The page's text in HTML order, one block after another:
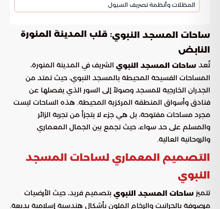
المظلات وأنظمة تصريف السيول
ساحات المسجد النبوي: قلب المدينة المنورة
النابض
تُعد ساحات المسجد النبوي الشريف في المدينة المنورة،
المساحات الفسيحة المحيطة بالمسجد النبوي، حيث تمتد من
الجدران الخارجية للمسجد وصولاً إلى السور الذي يفصلها عن
فنادق وأسواق المنطقة المركزية المحيطة. هذه الساحات ليست
مجرد مساحات مفتوحة، بل هي جزء لا يتجزأ من تجربة الزائر
والمسلم على حد سواء، حيث تجمع بين الجمال المعماري
والروحانية العالية.
التصميم المعماري لساحات المسجد
النبوي
تتميز ساحات المسجد النبوي بتصميم فريد، حيث الأرضيات
مرصوفة بالجرانيت والرخام الملون بأشكال هندسية إسلامية بديعة.